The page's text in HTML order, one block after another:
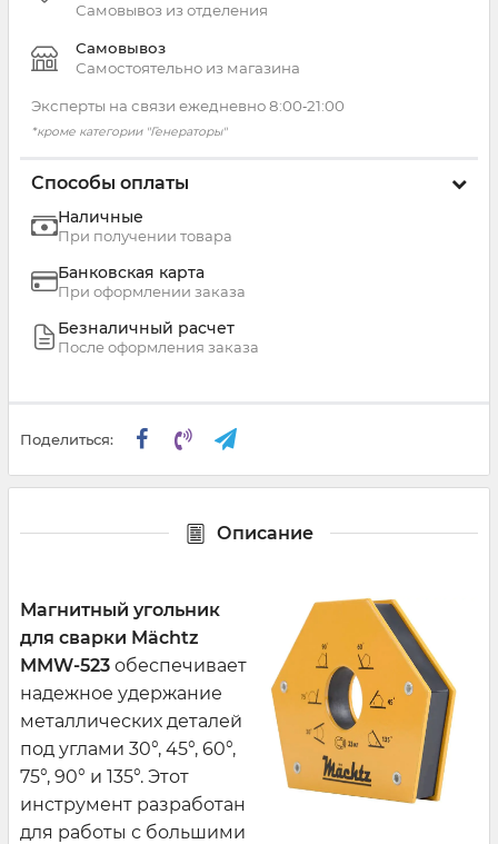
Самовывоз изотделения
Самовывоз
Самостоятельно из магазина
Эксперты на связи ежедневно 8:00‑21:00
*кроме категории "Генераторы"
Способы оплаты
Наличные
При получении товара
Банковская карта
При оформлении заказа
Безналичный расчет
После оформления заказа
Поделиться:
Описание
Магнитный угольник
для сварки Mächtz
MMW-523 обеспечивает
надежное удержание
металлических деталей
под углами 30°, 45°, 60°,
75°, 90° и 135°. Этот
инструмент разработан
для работы с большими